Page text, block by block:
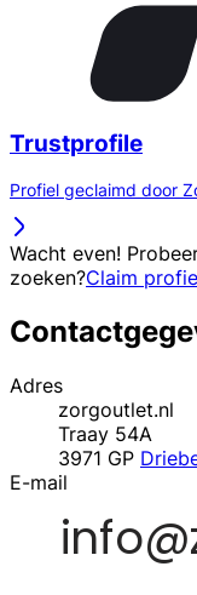
Trustprofile
Profiel geclaimd door
Wacht even!
zoeken?Claim
Adres
zorgoutlet.nl
Traay 54A
3971 GP
E-mail